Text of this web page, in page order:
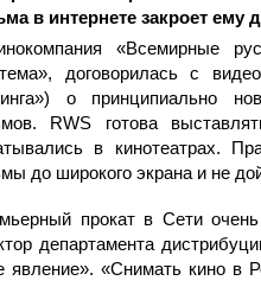
в интернете закроет ему
«Всемирные
договорилась с
о принципиально
RWS готова
в кинотеатрах.
до широкого экрана и не
прокат в Сети
департамента
явление». «Снимать кино в